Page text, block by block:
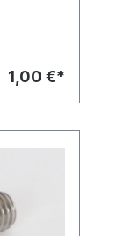
1,00 €*